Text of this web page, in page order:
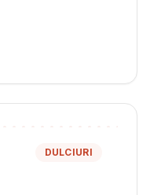
DULCIURI